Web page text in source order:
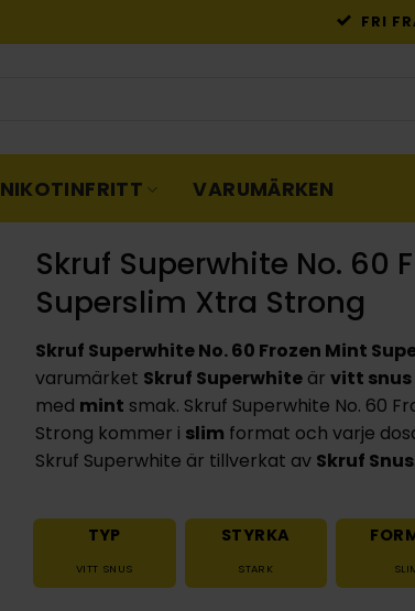
FRI
NIKOTINFRITT VARUMÄRKEN
Skruf Superwhite No. 60
Superslim Xtra Strong
Skruf Superwhite No. 60 Frozen Mint
varumärket Skruf Superwhite är vitt snus
med mint smak. Skruf Superwhite No. 60
Strong kommer i slim format och varje
Skruf Superwhite är tillverkat av Skruf Snus
TYP
VITT SNUS
STYRKA
STARK